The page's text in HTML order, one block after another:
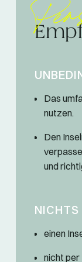
Das
nutzen.
Den
und
NICHTS
einen
nicht per